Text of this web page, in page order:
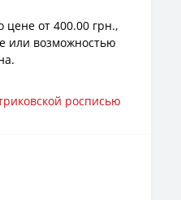
цене от 400.00 грн.,
или возможностью
росписью